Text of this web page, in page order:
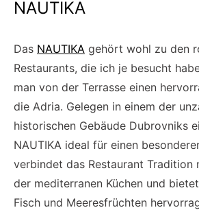
NAUTIKA
Das NAUTIKA gehört wohl zu den
Restaurants, die ich je besucht
man von der Terrasse einen
die Adria. Gelegen in einem der
historischen Gebäude Dubrovniks
NAUTIKA ideal für einen
verbindet das Restaurant Tradition
der mediterranen Küchen und
Fisch und Meeresfrüchten